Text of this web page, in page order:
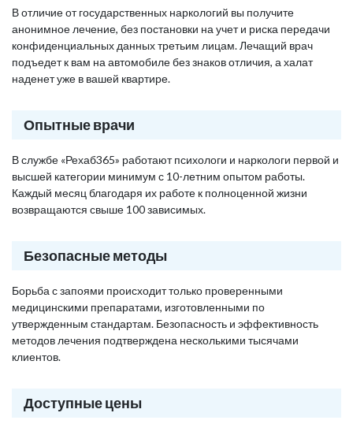
В отличие от государственных наркологий вы получите
анонимное лечение, без постановки на учет и риска передачи
конфиденциальных данных третьим лицам. Лечащий врач
подъедет к вам на автомобиле без знаков отличия, а халат
наденет уже в вашей квартире.
Опытные врачи
В службе «Рехаб365» работают психологи и наркологи первой и
высшей категории минимум с 10-летним опытом работы.
Каждый месяц благодаря их работе к полноценной жизни
возвращаются свыше 100 зависимых.
Безопасные методы
Борьба с запоями происходит только проверенными
медицинскими препаратами, изготовленными по
утвержденным стандартам. Безопасность и эффективность
методов лечения подтверждена несколькими тысячами
клиентов.
Доступные цены